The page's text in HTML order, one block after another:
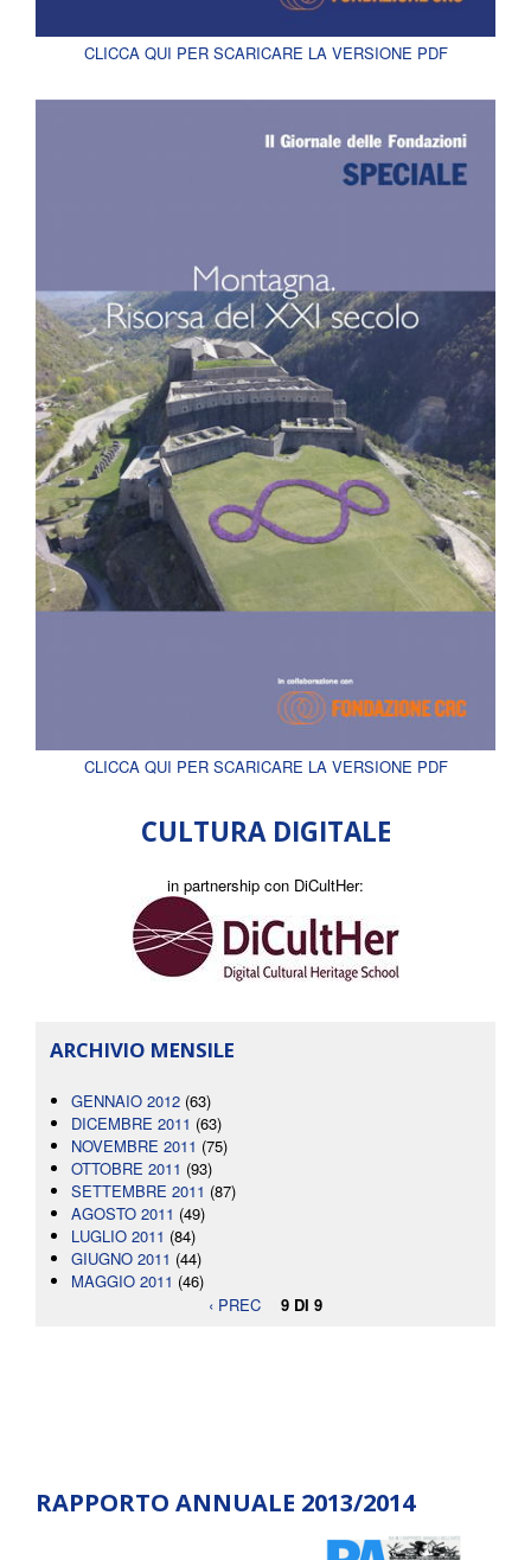
CLICCA QUI PER SCARICARE LA VERSIONE PDF
CLICCA QUI PER SCARICARE LA VERSIONE PDF
CULTURA DIGITALE
in partnership con DiCultHer:
ARCHIVIO MENSILE
GENNAIO 2012 (63)
DICEMBRE 2011 (63)
NOVEMBRE 2011 (75)
OTTOBRE 2011 (93)
SETTEMBRE 2011 (87)
AGOSTO 2011 (49)
LUGLIO 2011 (84)
GIUGNO 2011 (44)
MAGGIO 2011 (46)
‹ PREC
9 DI 9
RAPPORTO ANNUALE 2013/2014